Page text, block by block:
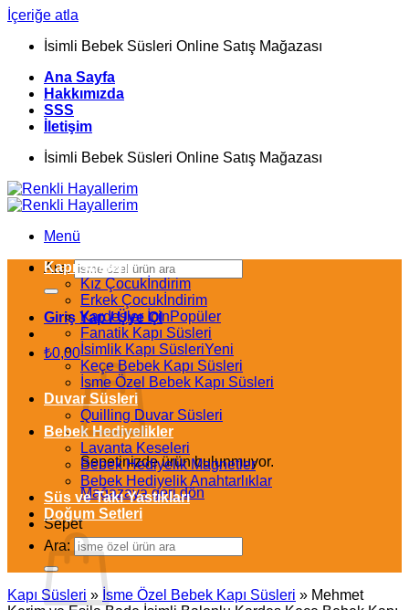
İçeriğe atla
İsimli Bebek Süsleri Online Satış Mağazası
Ana Sayfa
Hakkımızda
SSS
İletişim
İsimli Bebek Süsleri Online Satış Mağazası
Menü
Ara:
Giriş Yap / Üye Ol
₺0,00
Sepetinizde ürün bulunmuyor.
Mağazaya geri dön
Sepet
Kapı Süsleri
Kız Çocuk
Erkek Çocuk
Kardeşler İçin
Fanatik Kapı Süsleri
İsimlik Kapı Süsleri
Keçe Bebek Kapı Süsleri
İsme Özel Bebek Kapı Süsleri
Duvar Süsleri
Quilling Duvar Süsleri
Bebek Hediyelikler
Lavanta Keseleri
Bebek Hediyelik Magnetler
Bebek Hediyelik Anahtarlıklar
Süs ve Takı Yastıkları
Doğum Setleri
Ara:
Kapı Süsleri » İsme Özel Bebek Kapı Süsleri » Mehmet